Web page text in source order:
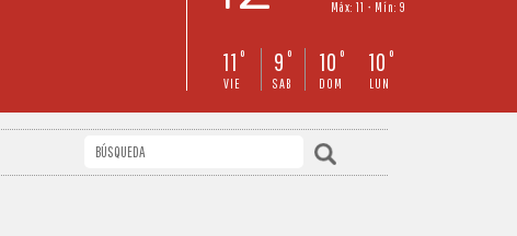
Máx: 11 • Mín: 9
11 °
VIE
9 °
SAB
10 °
DOM
10 °
LUN